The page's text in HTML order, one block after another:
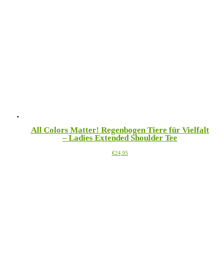
All Colors Matter! Regenbogen Tiere für Vielfalt
– Ladies Extended Shoulder Tee
€24,95Dieses